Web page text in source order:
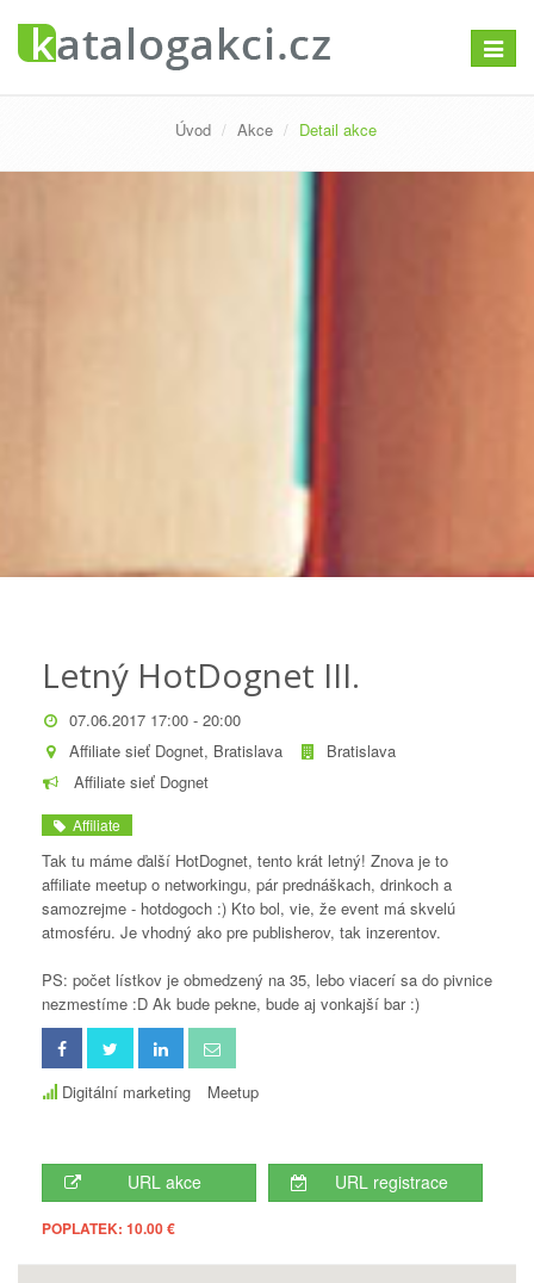
Úvod Akce Detail akce
Letný HotDognet III.
07.06.2017 17:00 - 20:00
Affiliate sieť Dognet, Bratislava
Bratislava
Affiliate sieť Dognet
Affiliate
Tak tu máme ďalší HotDognet, tento krát letný! Znova je to
affiliate meetup o networkingu, pár prednáškach, drinkoch a
samozrejme - hotdogoch :) Kto bol, vie, že event má skvelú
atmosféru. Je vhodný ako pre publisherov, tak inzerentov.
PS: počet lístkov je obmedzený na 35, lebo viacerí sa do pivnice
nezmestíme :D Ak bude pekne, bude aj vonkajší bar :)
Digitální marketing Meetup
URL akce URL registrace
POPLATEK: 10.00 €